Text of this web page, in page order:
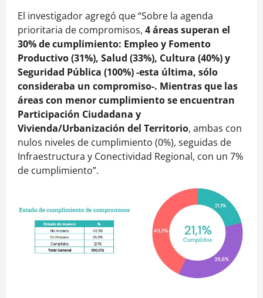
El investigador agregó que “Sobre la agenda
prioritaria de compromisos, 4 áreas superan el
30% de cumplimiento: Empleo y Fomento
Productivo (31%), Salud (33%), Cultura (40%) y
Seguridad Pública (100%) -esta última, sólo
consideraba un compromiso-. Mientras que las
áreas con menor cumplimiento se encuentran
Participación Ciudadana y
Vivienda/Urbanización del Territorio, ambas con
nulos niveles de cumplimiento (0%), seguidas de
Infraestructura y Conectividad Regional, con un 7%
de cumplimiento”.